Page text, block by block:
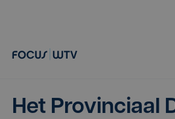
Het Provinciaal